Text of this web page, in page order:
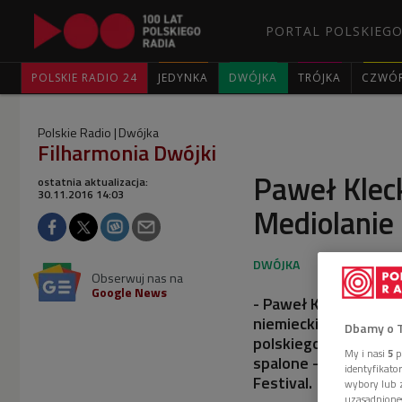
PORTAL
POLSKIE RADIO 24 JEDYNKA DWÓJKA TRÓJKA
Polskie Radio Dwójka
Filharmonia Dwójki
Paweł
Mediolanie
ostatnia aktualizacja:
30.11.2016 14:03
Obserwuj nas na
Google News
- Paweł Klecki
niemieckich.
polskiego artysty
spalone –
Festival.
Dbamy o
My i nasi 5
wybory lub